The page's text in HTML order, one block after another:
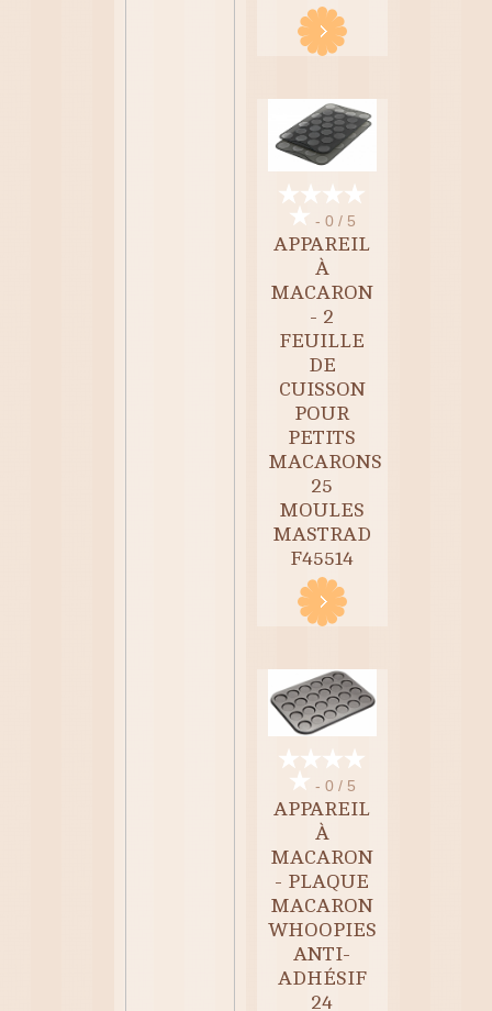
- 0 / 5
APPAREIL
À
MACARON
- 2
FEUILLE
DE
CUISSON
POUR
PETITS
MACARONS
25
MOULES
MASTRAD
F45514
- 0 / 5
APPAREIL
À
MACARON
- PLAQUE
MACARON
WHOOPIES
ANTI-
ADHÉSIF
24